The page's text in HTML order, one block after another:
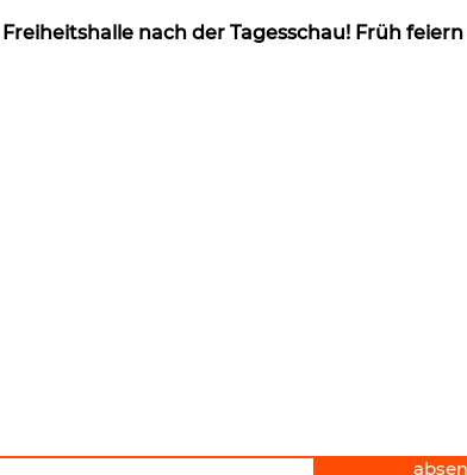
nach der Tagesschau! Früh feiern